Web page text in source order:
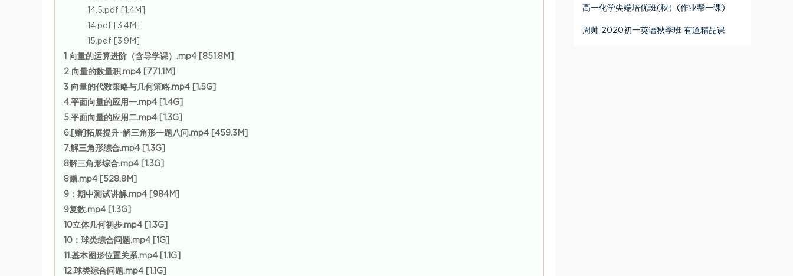
14.5.pdf [1.4M]
14.pdf [3.4M]
15.pdf [3.9M]
1 向量的运算进阶（含导学课）.mp4 [851.8M]
2 向量的数量积.mp4 [771.1M]
3 向量的代数策略与几何策略.mp4 [1.5G]
4.平面向量的应用一.mp4 [1.4G]
5.平面向量的应用二.mp4 [1.3G]
6.[赠]拓展提升-解三角形一题八问.mp4 [459.3M]
7.解三角形综合.mp4 [1.3G]
8解三角形综合.mp4 [1.3G]
8赠.mp4 [528.8M]
9：期中测试讲解.mp4 [984M]
9复数.mp4 [1.3G]
10立体几何初步.mp4 [1.3G]
10：球类综合问题.mp4 [1G]
11.基本图形位置关系.mp4 [1.1G]
12.球类综合问题.mp4 [1.1G]
高一化学尖端培优班(秋）(作业帮一课)
周帅 2020初一英语秋季班 有道精品课